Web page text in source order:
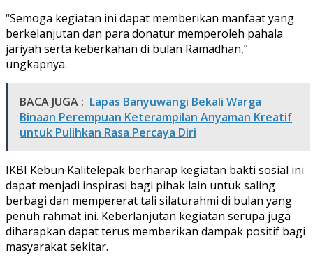
“Semoga kegiatan ini dapat memberikan manfaat yang
berkelanjutan dan para donatur memperoleh pahala
jariyah serta keberkahan di bulan Ramadhan,”
ungkapnya.
BACA JUGA : Lapas Banyuwangi Bekali Warga
Binaan Perempuan Keterampilan Anyaman Kreatif
untuk Pulihkan Rasa Percaya Diri
IKBI Kebun Kalitelepak berharap kegiatan bakti sosial ini
dapat menjadi inspirasi bagi pihak lain untuk saling
berbagi dan mempererat tali silaturahmi di bulan yang
penuh rahmat ini. Keberlanjutan kegiatan serupa juga
diharapkan dapat terus memberikan dampak positif bagi
masyarakat sekitar.